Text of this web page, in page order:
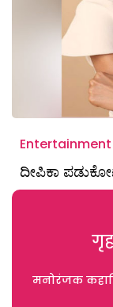
Entertainment
ದೀಪಿಕಾ
मनोरंजक